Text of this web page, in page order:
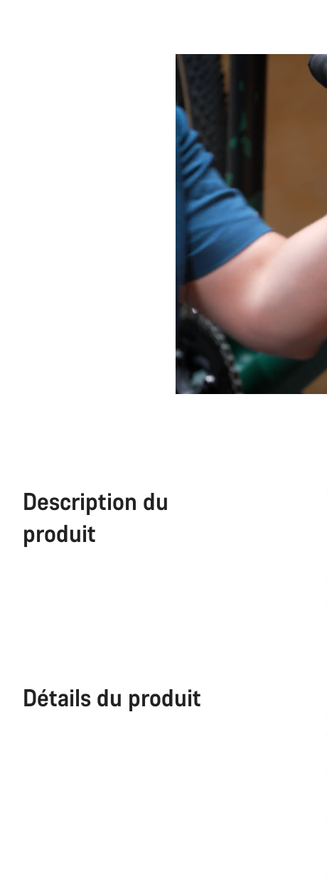
Description du
produit
Détails du produit